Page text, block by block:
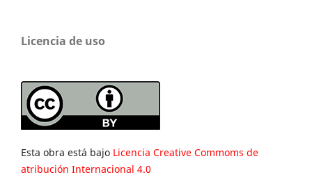
Licencia de uso
Esta obra está bajo Licencia Creative Commoms de
atribución Internacional 4.0